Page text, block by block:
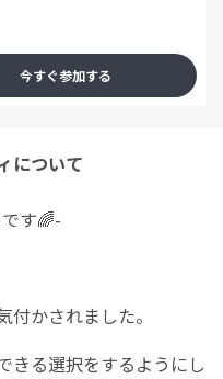
今すぐ参加する
について
す🌈-
かされました。
きる選択をするようにし